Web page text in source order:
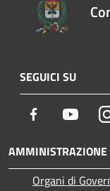
SEGUICI SU
Facebook
AMMINISTRAZIONE
Organi di